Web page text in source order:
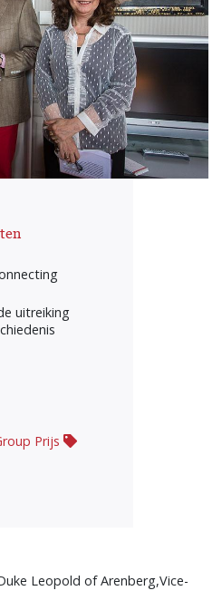
uitreiking
Prijs
Leopold of Arenberg,Vice-